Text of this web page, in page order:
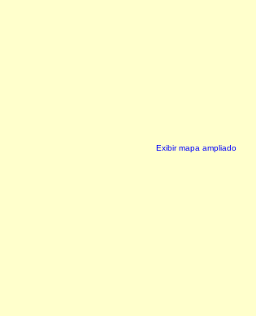
Exibir mapa ampliado